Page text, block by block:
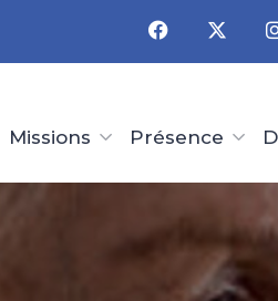
Missions Présence